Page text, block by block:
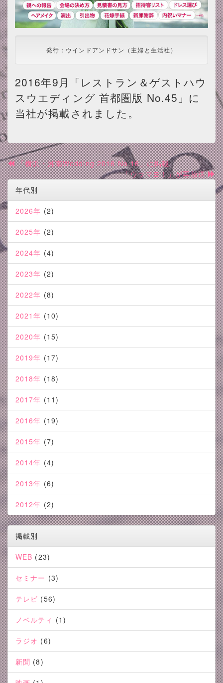
発行：ウインドアンドサン（主婦と生活社）
2016年9月「レストラン＆ゲストハウ
スウエディング 首都圏版 No.45」に
当社が掲載されました。
「横浜・湘南Wedding 2016 No.16」に掲載
「ウラマヨ！」が再放送
年代別
2026年 (2)
2025年 (2)
2024年 (4)
2023年 (2)
2022年 (8)
2021年 (10)
2020年 (15)
2019年 (17)
2018年 (18)
2017年 (11)
2016年 (19)
2015年 (7)
2014年 (4)
2013年 (6)
2012年 (2)
掲載別
WEB (23)
セミナー (3)
テレビ (56)
ノベルティ (1)
ラジオ (6)
新聞 (8)